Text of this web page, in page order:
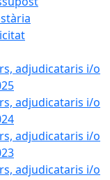
adjudicataris i/o
adjudicataris i/o
adjudicataris i/o
adjudicataris i/o